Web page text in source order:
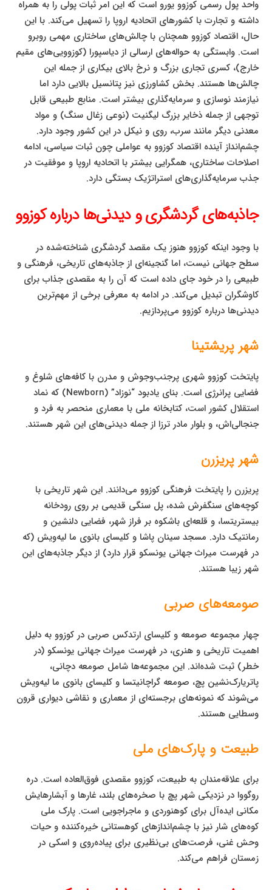
واحد پول رسمی کوزوو یورو است که این امر ثبات پولی را به همراه
داشته و تجارت با کشورهای اتحادیه اروپا را تسهیل می‌کند. با این
حال، اقتصاد کوزوو همچنان با چالش‌های ساختاری مهمی روبرو
است. وابستگی به حواله‌های ارسالی از دیاسپورا (کوزوویی‌های مقیم
خارج)، کسری تجاری بزرگ و نرخ بالای بیکاری از جمله این
چالش‌ها هستند. بخش کشاورزی نیز پتانسیل بالایی دارد اما
نیازمند نوسازی و سرمایه‌گذاری بیشتر است. منابع طبیعی قابل
توجهی از جمله ذخایر بزرگ لیگنیت (نوعی زغال سنگ) و مواد
معدنی دیگر مانند سرب، روی و نیکل در این کشور وجود دارد.
چشم‌انداز آینده اقتصاد کوزوو به عواملی چون ثبات سیاسی، ادامه
اصلاحات ساختاری، همگرایی بیشتر با اتحادیه اروپا و موفقیت در
جذب سرمایه‌گذاری‌های استراتژیک بستگی دارد.
جاذبه‌های گردشگری و دیدنی‌ها درباره کوزوو
با وجود اینکه کوزوو هنوز یک مقصد گردشگری شناخته‌شده در
سطح جهانی نیست، اما گنجینه‌ای از جاذبه‌های تاریخی، فرهنگی و
طبیعی را در خود جای داده است که آن را به مقصدی جذاب برای
کاوشگران تبدیل می‌کند. در ادامه به معرفی برخی از مهم‌ترین
دیدنی‌ها درباره کوزوو می‌پردازیم.
شهر پریشتینا
پایتخت کوزوو شهری پرجنب‌وجوش و مدرن با کافه‌های شلوغ و
فضایی پرانرژی است. بنای یادبود “نوزاد” (Newborn) که نماد
استقلال کشور است، کتابخانه ملی با معماری منحصر به فرد و
جنجالی‌اش، و بلوار مادر ترزا از جمله دیدنی‌های این شهر هستند.
شهر پریزرن
پریزرن را پایتخت فرهنگی کوزوو می‌دانند. این شهر تاریخی با
کوچه‌های سنگفرش شده، پل سنگی قدیمی بر روی رودخانه
بیستریتسا، و قلعه‌ای باشکوه بر فراز شهر، فضایی دلنشین و
رمانتیک دارد. مسجد سینان پاشا و کلیسای بانوی ما لیه‌ویش (که
در فهرست میراث جهانی یونسکو قرار دارد) از دیگر جاذبه‌های این
شهر زیبا هستند.
صومعه‌های صربی
چهار مجموعه صومعه و کلیسای ارتدکس صربی در کوزوو به دلیل
اهمیت تاریخی و هنری، در فهرست میراث جهانی یونسکو (در
خطر) ثبت شده‌اند. این مجموعه‌ها شامل صومعه دچانی،
پاتریارک‌نشین پچ، صومعه گراچانیتسا و کلیسای بانوی ما لیه‌ویش
می‌شوند که نمونه‌های برجسته‌ای از معماری و نقاشی دیواری قرون
وسطایی هستند.
طبیعت و پارک‌های ملی
برای علاقه‌مندان به طبیعت، کوزوو مقصدی فوق‌العاده است. دره
روگووا در نزدیکی شهر پچ با صخره‌های بلند، غارها و آبشارهایش
مکانی ایده‌آل برای کوهنوردی و ماجراجویی است. پارک ملی
کوه‌های شار نیز با چشم‌اندازهای کوهستانی خیره‌کننده و حیات
وحش غنی، فرصت‌های بی‌نظیری برای پیاده‌روی و اسکی در
زمستان فراهم می‌کند.